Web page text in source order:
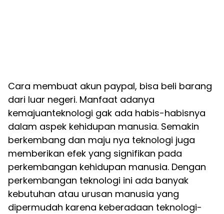
Cara membuat akun paypal, bisa beli barang
dari luar negeri. Manfaat adanya
kemajuanteknologi gak ada habis-habisnya
dalam aspek kehidupan manusia. Semakin
berkembang dan maju nya teknologi juga
memberikan efek yang signifikan pada
perkembangan kehidupan manusia. Dengan
perkembangan teknologi ini ada banyak
kebutuhan atau urusan manusia yang
dipermudah karena keberadaan teknologi-